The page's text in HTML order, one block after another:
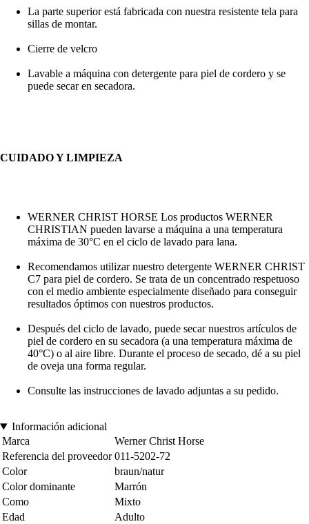
La parte superior está fabricada con nuestra resistente tela para
sillas de montar.
Cierre de velcro
Lavable a máquina con detergente para piel de cordero y se
puede secar en secadora.
CUIDADO Y LIMPIEZA
WERNER CHRIST HORSE Los productos WERNER
CHRISTIAN pueden lavarse a máquina a una temperatura
máxima de 30°C en el ciclo de lavado para lana.
Recomendamos utilizar nuestro detergente WERNER CHRIST
C7 para piel de cordero. Se trata de un concentrado respetuoso
con el medio ambiente especialmente diseñado para conseguir
resultados óptimos con nuestros productos.
Después del ciclo de lavado, puede secar nuestros artículos de
piel de cordero en su secadora (a una temperatura máxima de
40°C) o al aire libre. Durante el proceso de secado, dé a su piel
de oveja una forma regular.
Consulte las instrucciones de lavado adjuntas a su pedido.
Información adicional
Marca
Werner Christ Horse
Referencia del proveedor 011-5202-72
Color
braun/natur
Color dominante
Marrón
Como
Mixto
Edad
Adulto